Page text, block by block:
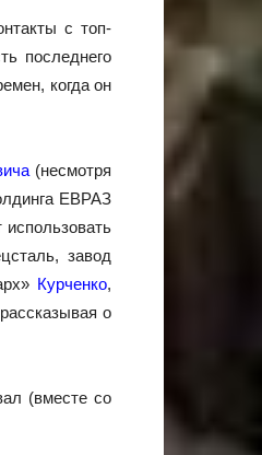
с топ-
последнего
когда он
(несмотря
ЕВРАЗ
использовать
завод
Курченко,
о
(вместе со